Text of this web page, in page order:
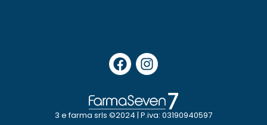
3 e farma srls ©2024 | P.iva: 03190940597